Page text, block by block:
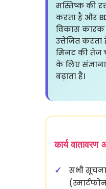
मस्तिष्क की
करता है और
विकास कारक
उत्तेजित
मिनट की तेज
के लिए
बढ़ाता है।
कार्य
सभी